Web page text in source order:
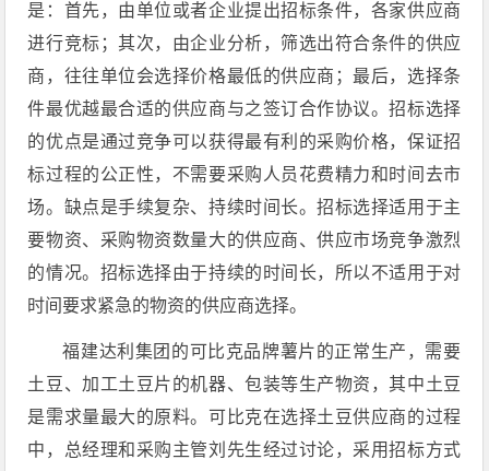
是：首先，由单位或者企业提出招标条件，各家供应商
进行竞标；其次，由企业分析，筛选出符合条件的供应
商，往往单位会选择价格最低的供应商；最后，选择条
件最优越最合适的供应商与之签订合作协议。招标选择
的优点是通过竞争可以获得最有利的采购价格，保证招
标过程的公正性，不需要采购人员花费精力和时间去市
场。缺点是手续复杂、持续时间长。招标选择适用于主
要物资、采购物资数量大的供应商、供应市场竞争激烈
的情况。招标选择由于持续的时间长，所以不适用于对
时间要求紧急的物资的供应商选择。
福建达利集团的可比克品牌薯片的正常生产，需要
土豆、加工土豆片的机器、包装等生产物资，其中土豆
是需求量最大的原料。可比克在选择土豆供应商的过程
中，总经理和采购主管刘先生经过讨论，采用招标方式